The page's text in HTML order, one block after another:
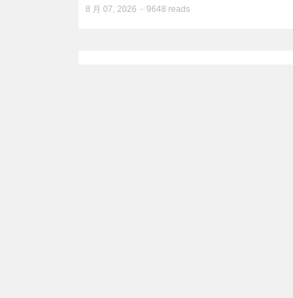
8 月 07, 2026 9648 reads